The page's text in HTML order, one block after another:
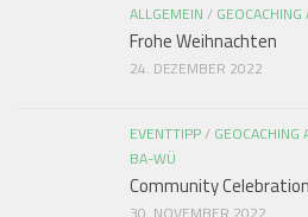
ALLGEMEIN /
Frohe Weihnachten
24. DEZEMBER 2022
EVENTTIPP/ GEOCACHING
BA-WÜ
Community
30. NOVEMBER 2022